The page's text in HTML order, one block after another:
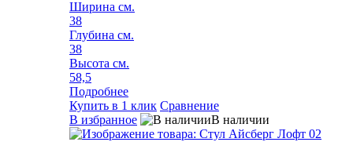
Ширина см.
38
Глубина см.
38
Высота см.
58,5
Подробнее
Купить в 1 клик Сравнение
В избранное
В наличии